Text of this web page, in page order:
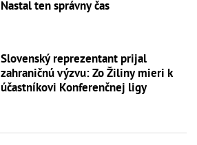
Nastal ten správny čas
Slovenský reprezentant prijal
zahraničnú výzvu: Zo Žiliny mieri k
účastníkovi Konferenčnej ligy